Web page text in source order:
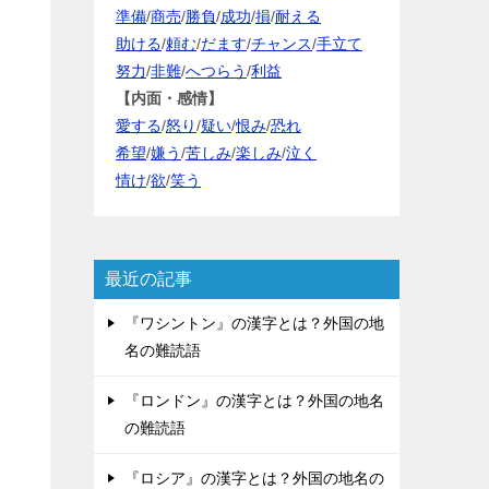
準備/商売/勝負/成功/損/耐える
助ける/頼む/だます/チャンス/手立て
努力/非難/へつらう/利益
【内面・感情】
愛する/怒り/疑い/恨み/恐れ
希望/嫌う/苦しみ/楽しみ/泣く
情け/欲/笑う
最近の記事
『ワシントン』の漢字とは？外国の地
名の難読語
『ロンドン』の漢字とは？外国の地名
の難読語
『ロシア』の漢字とは？外国の地名の